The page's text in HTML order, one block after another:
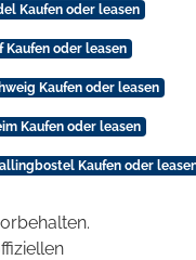
Kaufen oder leasen
Kaufen oder leasen
Kaufen oder leasen
Kaufen oder leasen
Kaufen oder